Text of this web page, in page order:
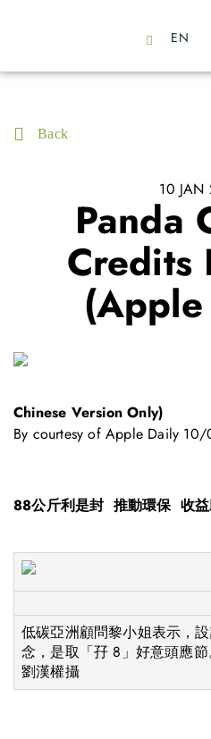
EN
Back
10 JAN
Panda
Credits
Chinese Version Only)
By courtesy of Apple Daily
88公斤利是封 推動環保 收
低碳亞洲顧問黎小姐表示，
念，是取「孖 8」好意頭應節
劉漢權攝